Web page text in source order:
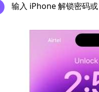
输入 iPhone 解锁密码或